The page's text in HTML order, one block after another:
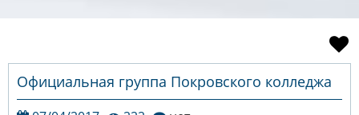
Официальная группа Покровского колледжа